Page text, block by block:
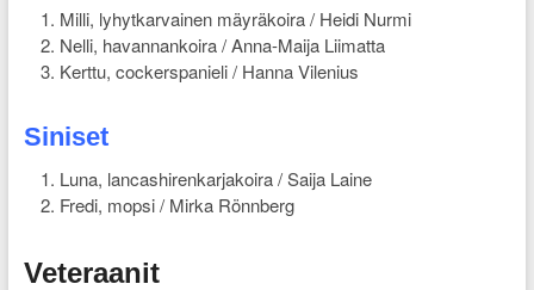
Milli, lyhytkarvainen mäyräkoira / Heidi Nurmi
Nelli, havannankoira / Anna-Maija Liimatta
Kerttu, cockerspanieli / Hanna Vilenius
Siniset
Luna, lancashirenkarjakoira / Saija Laine
Fredi, mopsi / Mirka Rönnberg
Veteraanit